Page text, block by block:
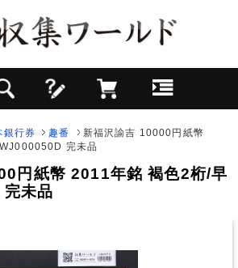
銀行券 趣番
新福沢諭吉 10000円紙幣
完未品
円紙幣 2011年銘 褐色2桁/早
未品